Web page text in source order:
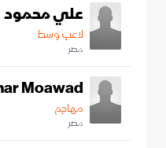
علي محمود
لاعب وسط
مصر
Moawad
مهاجم
مصر